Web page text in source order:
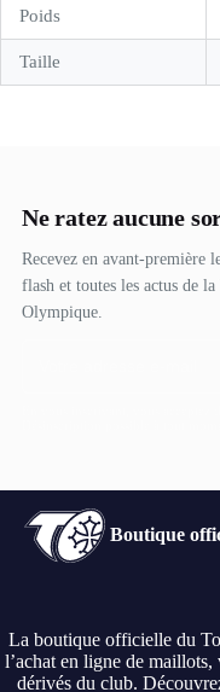
Poids
Taille
Ne ratez aucune
Recevez en avant-première
flash et toutes les actus de
Olympique.
Boutique
La boutique officielle du
l’achat en ligne de maillots,
dérivés du club.